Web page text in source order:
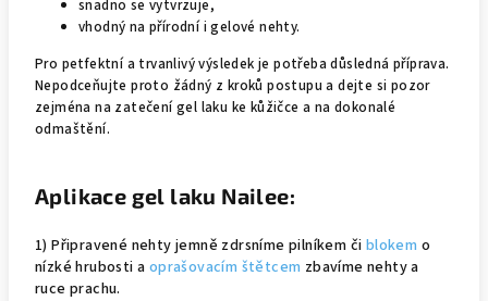
snadno se vytvrzuje,
vhodný na přírodní i gelové nehty.
Pro petfektní a trvanlivý výsledek je potřeba důsledná příprava.
Nepodceňujte proto žádný z kroků postupu a dejte si pozor
zejména na zatečení gel laku ke kůžičce a na dokonalé
odmaštění.
Aplikace gel laku Nailee:
1) Připravené nehty jemně zdrsníme pilníkem či blokem o
nízké hrubosti a oprašovacím štětcem zbavíme nehty a
ruce prachu.